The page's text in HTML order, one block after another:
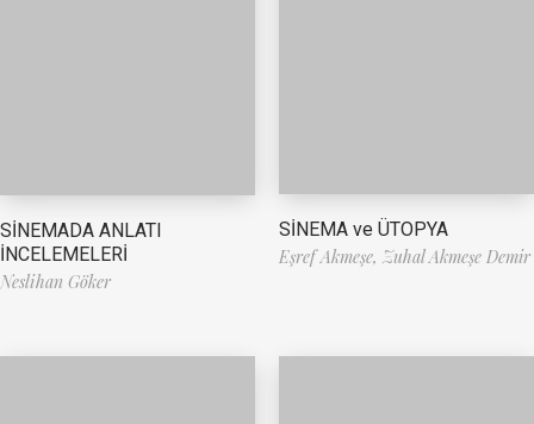
SİNEMADA ANLATI
İNCELEMELERİ
Neslihan Göker
SİNEMA ve ÜTOPYA
Eşref Akmeşe, Zuhal Akmeşe Demir